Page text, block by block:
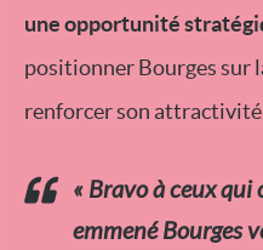
une opportunité
positionner Bourges sur
renforcer son
« Bravo à ceux
emmené Bourges